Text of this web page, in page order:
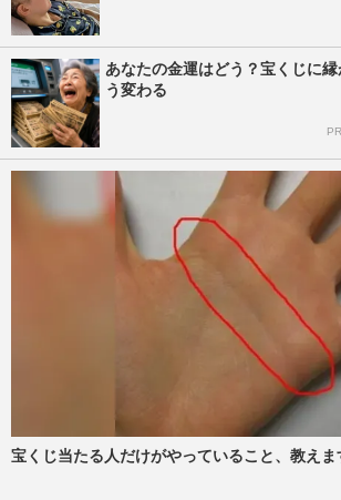
あなたの金運はどう？宝くじに
う変わる
宝くじ当たる人だけがやっていること、教えま